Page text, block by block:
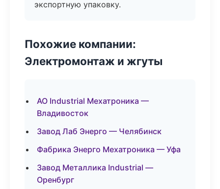
экспортную упаковку.
Похожие компании:
Электромонтаж и жгуты
АО Industrial Мехатроника —
Владивосток
Завод Лаб Энерго — Челябинск
Фабрика Энерго Мехатроника — Уфа
Завод Металлика Industrial —
Оренбург